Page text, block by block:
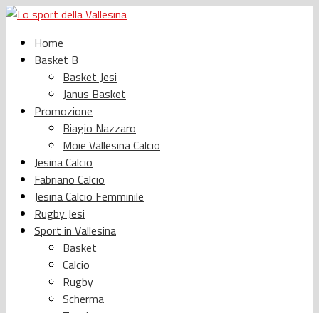
Home
Basket B
Basket Jesi
Janus Basket
Promozione
Biagio Nazzaro
Moie Vallesina Calcio
Jesina Calcio
Fabriano Calcio
Jesina Calcio Femminile
Rugby Jesi
Sport in Vallesina
Basket
Calcio
Rugby
Scherma